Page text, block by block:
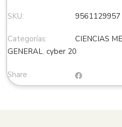
SKU: 9561129957
Categorías:
CIENCIAS
GENERAL, cyber 20
Share